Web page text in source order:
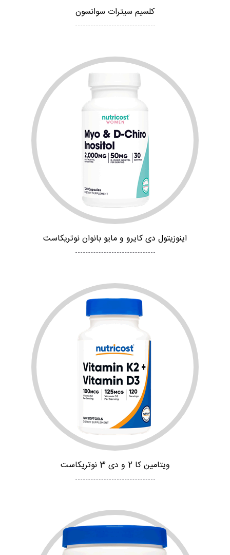
کلسیم سیترات سوانسون
اینوزیتول دی کایرو و مایو بانوان نوتریکاست
ویتامین کا 2 و دی 3 نوتریکاست